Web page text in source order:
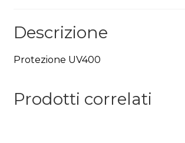
Descrizione
Protezione UV400
Prodotti correlati